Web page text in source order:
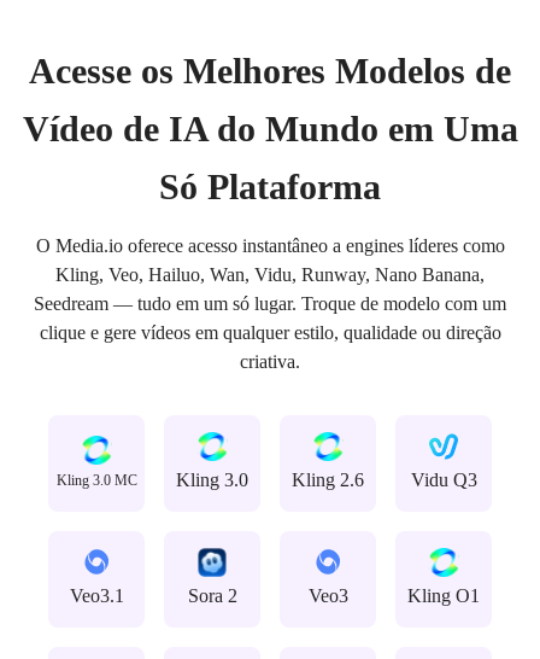
Acesse os Melhores Modelos de
Vídeo de IA do Mundo em Uma
Só Plataforma
O Media.io oferece acesso instantâneo a engines líderes como
Kling, Veo, Hailuo, Wan, Vidu, Runway, Nano Banana,
Seedream — tudo em um só lugar. Troque de modelo com um
clique e gere vídeos em qualquer estilo, qualidade ou direção
criativa.
Kling 3.0 MC Kling 3.0 Kling 2.6 Vidu Q3
Veo3.1 Sora 2 Veo3 Kling O1